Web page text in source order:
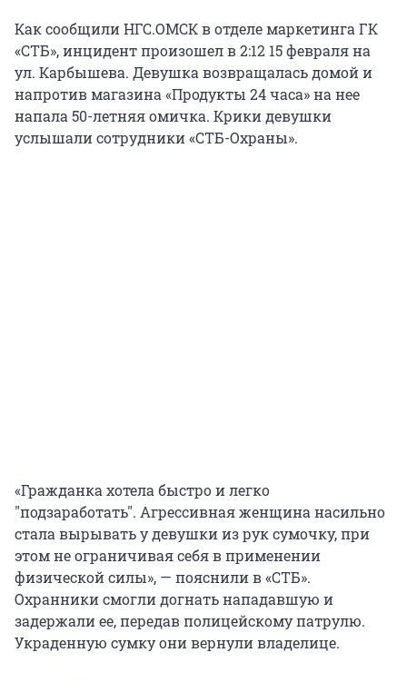
Как сообщили НГС.ОМСК в отделе маркетинга ГК
«СТБ», инцидент произошел в 2:12 15 февраля на
ул. Карбышева. Девушка возвращалась домой и
напротив магазина «Продукты 24 часа» на нее
напала 50-летняя омичка. Крики девушки
услышали сотрудники «СТБ-Охраны».
«Гражданка хотела быстро и легко
"подзаработать". Агрессивная женщина насильно
стала вырывать у девушки из рук сумочку, при
этом не ограничивая себя в применении
физической силы», — пояснили в «СТБ».
Охранники смогли догнать нападавшую и
задержали ее, передав полицейскому патрулю.
Украденную сумку они вернули владелице.